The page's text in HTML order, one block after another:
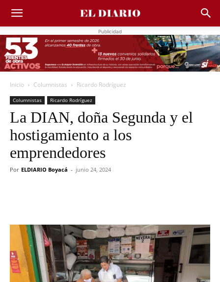
Publicidad
Inicio Columnistas Ricardo Rodríguez
Columnistas Ricardo Rodríguez
La DIAN, doña Segunda y el
hostigamiento a los
emprendedores
Por ELDIARIO Boyacá - junio 24, 2024